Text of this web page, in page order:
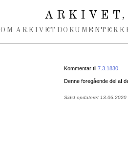
ARKIVET,
OM ARKIVET DOKUMENTER
Kommentar til 7.3.1830
Denne foregående del af
Sidst opdateret 13.06.2020